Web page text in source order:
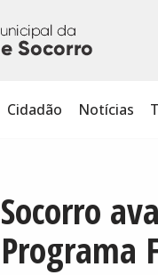
Cidadão Notícias
Socorro
Programa